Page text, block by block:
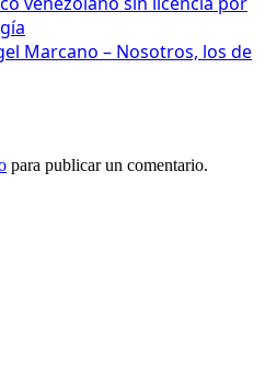
Marcano – Nosotros, los de
para publicar un comentario.